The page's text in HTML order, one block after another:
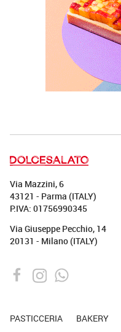
Via Mazzini, 6
43121 - Parma (ITALY)
P.IVA: 01756990345
Via Giuseppe Pecchio, 14
20131 - Milano (ITALY)
PASTICCERIA BAKERY